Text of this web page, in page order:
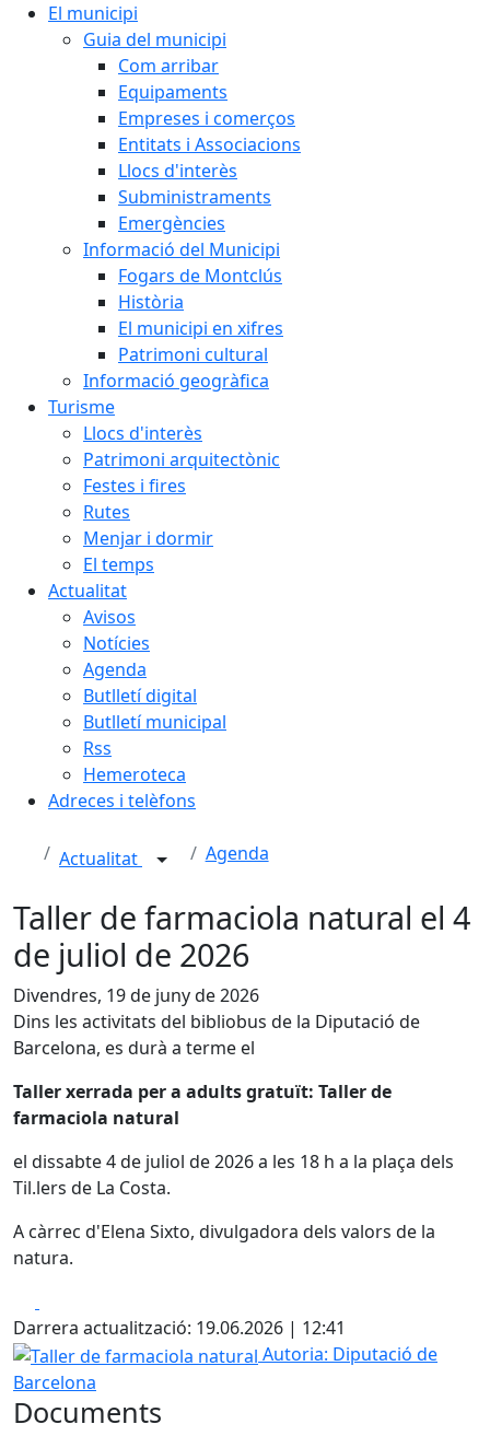
El municipi
Guia del municipi
Com arribar
Equipaments
Empreses i comerços
Entitats i Associacions
Llocs d'interès
Subministraments
Emergències
Informació del Municipi
Fogars de Montclús
Història
El municipi en xifres
Patrimoni cultural
Informació geogràfica
Turisme
Llocs d'interès
Patrimoni arquitectònic
Festes i fires
Rutes
Menjar i dormir
El temps
Actualitat
Avisos
Notícies
Agenda
Butlletí digital
Butlletí municipal
Rss
Hemeroteca
Adreces i telèfons
Actualitat Agenda
Taller de farmaciola natural el 4
de juliol de 2026
Divendres, 19 de juny de 2026
Dins les activitats del bibliobus de la Diputació de
Barcelona, es durà a terme el
Taller xerrada per a adults gratuït: Taller de
farmaciola natural
el dissabte 4 de juliol de 2026 a les 18 h a la plaça dels
Til.lers de La Costa.
A càrrec d'Elena Sixto, divulgadora dels valors de la
natura.
Darrera actualització: 19.06.2026 | 12:41
Taller de farmaciola natural
Autoria: Diputació de
Barcelona
Documents